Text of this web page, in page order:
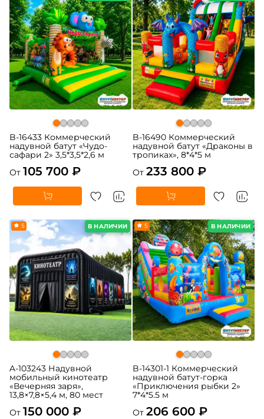
B-16433 Коммерческий
надувной батут «Чудо-
сафари 2» 3,5*3,5*2,6 м
От 105 700 ₽
B-16490 Коммерческий
надувной батут «Драконы в
тропиках», 8*4*5 м
От 233 800 ₽
В НАЛИЧИИ
5
A-103243 Надувной
мобильный кинотеатр
«Вечерняя заря»,
13,8×7,8×5,4 м, 80 мест
От 150 000 ₽
В НАЛИЧИИ
5
B-14301-1 Коммерческий
надувной батут-горка
«Приключения рыбки 2»
7*4*5.5 м
От 206 600 ₽